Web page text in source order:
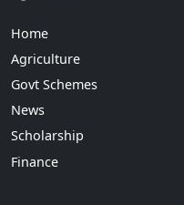
Home
Agriculture
Govt Schemes
News
Scholarship
Finance